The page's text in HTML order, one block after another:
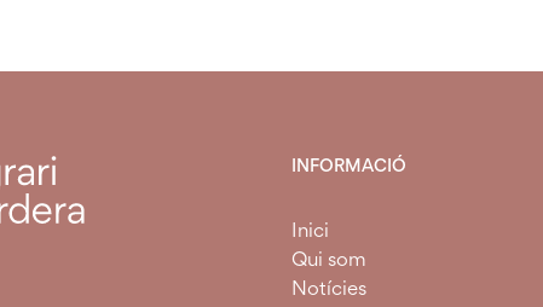
INFORMACIÓ
Inici
Qui som
Notícies